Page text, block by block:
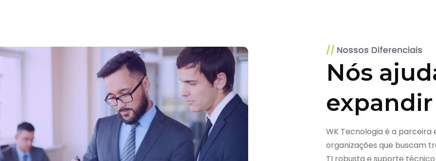
Nossos Diferenciais
Nós
WK Tecnologia é a
organizações que buscam